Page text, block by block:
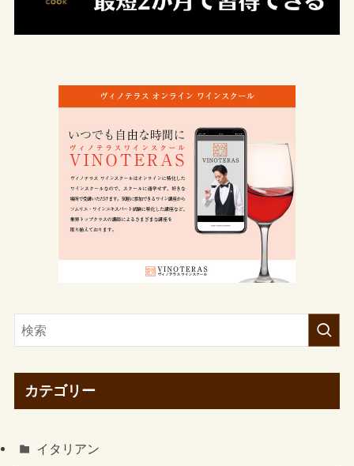
カテゴリー
イタリアン